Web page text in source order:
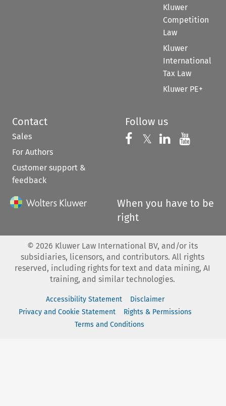
Kluwer
Competition
Law
Kluwer
International
Tax Law
Kluwer PE+
Contact
Sales
For Authors
Customer support &
feedback
Follow us
Follow us on
𝕏 Follow us on
Follow us
When you have to be
right
© 2026 Kluwer Law International BV, and/or its
subsidiaries, licensors, and contributors. All rights
reserved, including rights for text and data mining, AI
training, and similar technologies.
Accessibility Statement
Disclaimer
Privacy and Cookie Statement
Rights & Permissions
Terms and Conditions